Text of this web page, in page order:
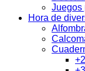
Juegos
Hora de